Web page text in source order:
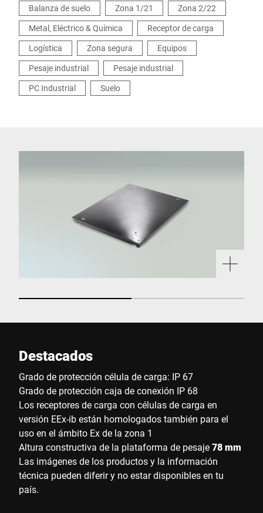
Balanza de suelo Zona 1/21
Zona 2/22
Metal, Eléctrico & Química
Receptor de carga
Logística
Zona segura
Equipos
Pesaje industrial
Pesaje industrial
PC Industrial
Suelo
Destacados
Grado de protección célula de carga: IP 67
Grado de protección caja de conexión IP 68
Los receptores de carga con células de carga en
versión EEx-ib están homologados también para el
uso en el ámbito Ex de la zona 1
Altura constructiva de la plataforma de pesaje78 mm
Las imágenes de los productos y la información
técnica pueden diferir y no estar disponibles en tu
país.